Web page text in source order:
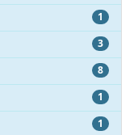
1
3
8
1
1